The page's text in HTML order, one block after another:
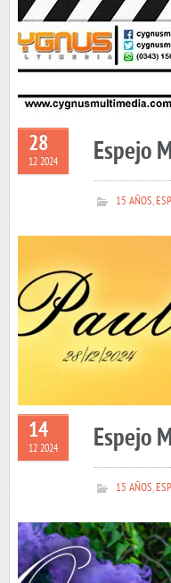
28
12 2024 Espejo
15 AÑOS,
14
12 2024 Espejo
15 AÑOS,